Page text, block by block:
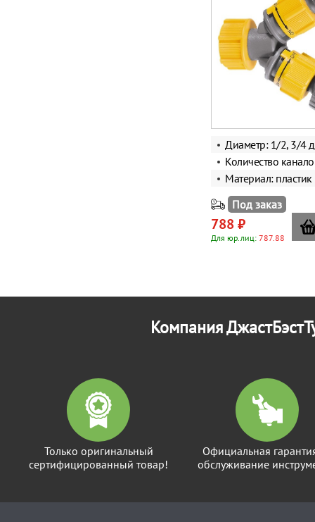
Диаметр: 1/2, 3/4
Количество
Материал: пластик
Под заказ
788 ₽
Для юр.лиц: 787.88
Компания
Только оригинальный
сертифицированный товар!
Официальная
обслуживание